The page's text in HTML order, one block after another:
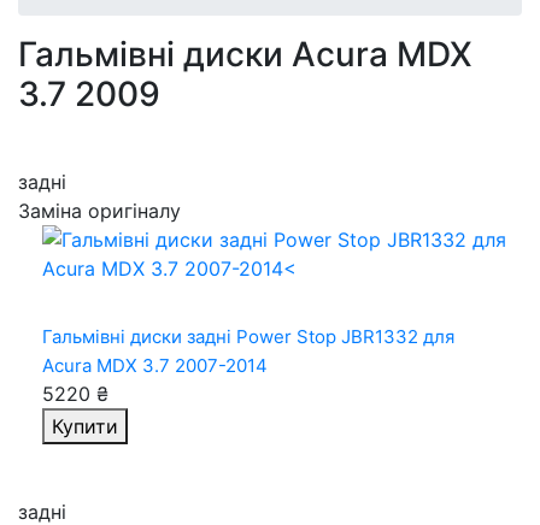
Гальмівні диски Acura MDX
3.7 2009
задні
Заміна оригіналу
Гальмівні диски задні Power Stop JBR1332 для
Acura MDX 3.7 2007-2014
5220 ₴
Купити
задні